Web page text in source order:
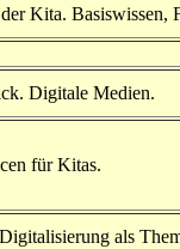
Kita. Basiswissen,
Digitale Medien.
für Kitas.
als